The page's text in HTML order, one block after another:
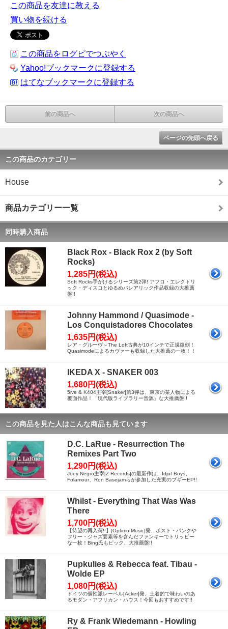
この商品を友達に教える
買い物を続ける
この商品をログピでつぶやく
Yahoo!ブックマークに登録する
はてなブックマークに登録する
前の商品へ 次の商品へ
ページの先頭へ戻る
この商品のカテゴリー
House
商品カテゴリー一覧
同時購入商品
Black Rox - Black Rox 2 (by Soft
Rocks)
1,285円(税込)
Soft Rocks手がけるシリーズ第2弾! アフロ・エレクトリ
ック・ディスコとゆるめバレアリック作品収録の大推薦
盤!!
Johnny Hammond / Quasimode -
Los Conquistadores Chocolates
1,635円(税込)
レア・グルーヴ～The Loft古典が10インチで正規復刻！
Quasimodeによるカヴァーも収録した大推薦の一枚！！
IKEDA X - SNAKER 003
1,680円(税込)
5ive & K404主宰[Snaker]第3弾は、東京の某人物による
覆面作品！「現代版ライブラリー音源」な大推薦盤!!
この商品を見た人はこんな商品も見ています
D.C. LaRue - Resurrection The
Remixes Part Two
1,290円(税込)
Joey Negro主宰[Z Records]の最新作は、Idjut Boys、
Folamour、Ron Basejamらが参加した充実のブギーEP!!
Whilst - Everything That Was Was
There
1,700円(税込)
【待望の再入荷!!】[Optimo Music]発、ポスト・パンクや
フリー・ジャズ要素等を含んだファンキーでトリッピー
な一枚！Bing氏もピック、大推薦盤!!
Pupkulies & Rebecca feat. Tibau -
Wolde EP
1,080円(税込)
ドイツの個性派レーベル[Acker]発、土着的で味わいのあ
るモダン・アフリカン・ハウス！今回もおすすめです!!
Ry & Frank Wiedemann - Howling